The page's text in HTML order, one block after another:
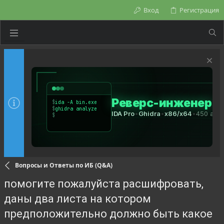
Вход Регистрация
Вопросы и Ответы по ИБ (Q&A)
помогите пожалуйста расшифровать,
даны два листа на котором
предположительно должно быть какое